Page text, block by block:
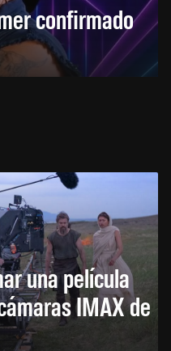
confirmado
una película
IMAX de